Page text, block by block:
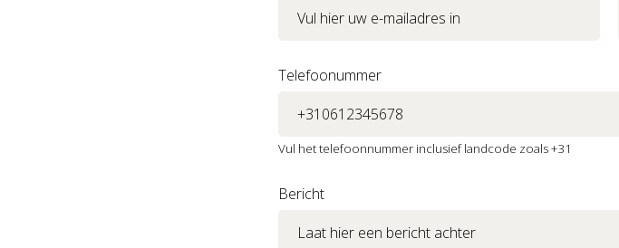
Telefoonummer
Vul het telefoonnummer inclusief landcode zoals +31
Bericht